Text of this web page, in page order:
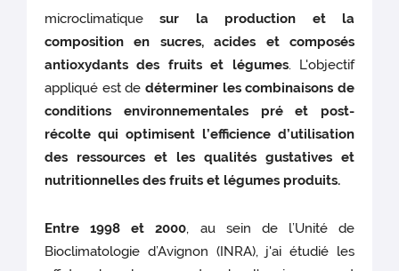
microclimatiquesur la production et la
composition en sucres, acides et composés
antioxydants des fruits et légumes. L'objectif
appliqué est de déterminer les combinaisons de
conditions environnementales pré et post-
récolte qui optimisent l’efficience d’utilisation
des ressources et les qualités gustatives et
nutritionnelles des fruits et légumes produits.
Entre 1998 et 2000, au sein de l’Unité de
Bioclimatologie d’Avignon (INRA), j'ai étudié les